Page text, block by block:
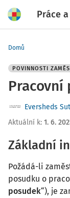
Práce
Domů
POVINNOSTI
Pracovní
Eversheds
Aktuální k: 1. 6.
Základní
Požádá-li
posudku o
posudek“), je